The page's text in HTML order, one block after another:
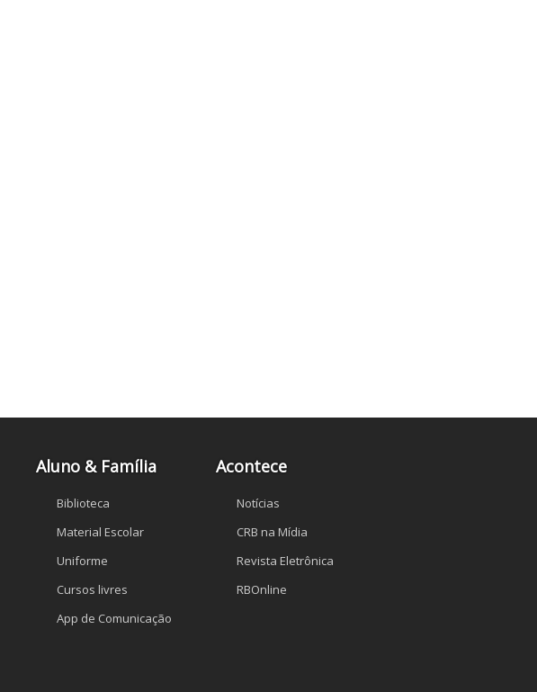
Aluno & Família
Biblioteca
Material Escolar
Uniforme
Cursos livres
App de Comunicação
Acontece
Notícias
CRB na Mídia
Revista Eletrônica
RBOnline